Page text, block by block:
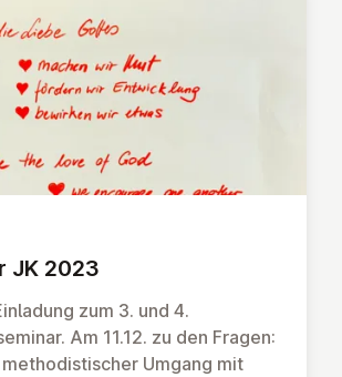
JK 2023
zum 3. und 4.
Am 11.12. zu den Fragen:
Umgang mit